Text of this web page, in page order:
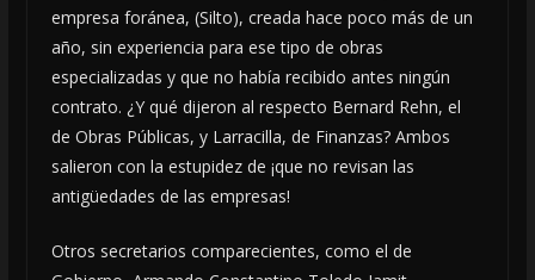
empresa foránea, (Silto), creada hace poco más de un
año, sin experiencia para ese tipo de obras
especializadas y que no había recibido antes ningún
contrato. ¿Y qué dijeron al respecto Bernard Rehn, el
de Obras Públicas, y Larracilla, de Finanzas? Ambos
salieron con la estupidez de ¡que no revisan las
antigüedades de las empresas!
Otros secretarios comparecientes, como el de